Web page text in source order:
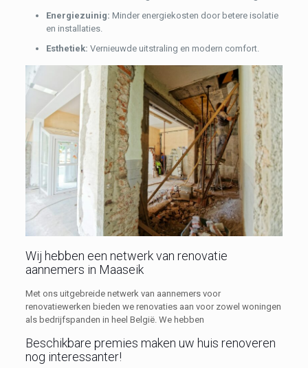
Energiezuinig: Minder energiekosten door betere isolatie
en installaties.
Esthetiek: Vernieuwde uitstraling en modern comfort.
Wij hebben een netwerk van renovatie
aannemers in Maaseik
Met ons uitgebreide netwerk van aannemers voor
renovatiewerken bieden we renovaties aan voor zowel woningen
als bedrijfspanden in heel België. We hebben
Beschikbare premies maken uw huis renoveren
nog interessanter!